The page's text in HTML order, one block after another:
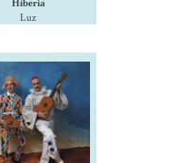
Hiberia
Luz